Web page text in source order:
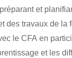
et
des travaux de la
le CFA en
et les